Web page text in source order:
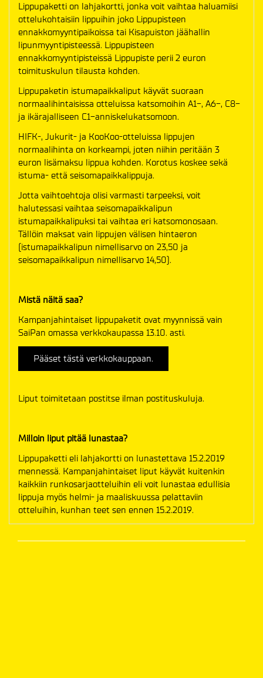
Lippupaketti on lahjakortti, jonka voit vaihtaa haluamiisi
ottelukohtaisiin lippuihin joko Lippupisteen
ennakkomyyntipaikoissa tai Kisapuiston jäähallin
lipunmyyntipisteessä. Lippupisteen
ennakkomyyntipisteissä Lippupiste perii 2 euron
toimituskulun tilausta kohden.
Lippupaketin istumapaikkaliput käyvät suoraan
normaalihintaisissa otteluissa katsomoihin A1-, A6-, C8-
ja ikärajalliseen C1-anniskelukatsomoon.
HIFK-, Jukurit- ja KooKoo-otteluissa lippujen
normaalihinta on korkeampi, joten niihin peritään 3
euron lisämaksu lippua kohden. Korotus koskee sekä
istuma- että seisomapaikkalippuja.
Jotta vaihtoehtoja olisi varmasti tarpeeksi, voit
halutessasi vaihtaa seisomapaikkalipun
istumapaikkalipuksi tai vaihtaa eri katsomonosaan.
Tällöin maksat vain lippujen välisen hintaeron
(istumapaikkalipun nimellisarvo on 23,50 ja
seisomapaikkalipun nimellisarvo 14,50).
Mistä näitä saa?
Kampanjahintaiset lippupaketit ovat myynnissä vain
SaiPan omassa verkkokaupassa 13.10. asti.
Pääset tästä verkkokauppaan.
Liput toimitetaan postitse ilman postituskuluja.
Milloin liput pitää lunastaa?
Lippupaketti eli lahjakortti on lunastettava 15.2.2019
mennessä. Kampanjahintaiset liput käyvät kuitenkin
kaikkiin runkosarjaotteluihin eli voit lunastaa edullisia
lippuja myös helmi- ja maaliskuussa pelattaviin
otteluihin, kunhan teet sen ennen 15.2.2019.